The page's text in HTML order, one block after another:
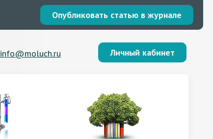
Опубликовать статью в журнале
info@moluch.ru Личный кабинет